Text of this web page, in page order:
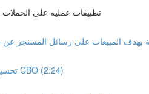
تطبيقات عمليه على الحملات
بهدف المبيعات على رسائل المسنجر عن
تحسين نتائج الحملة الاعلانية CBO (2:24)